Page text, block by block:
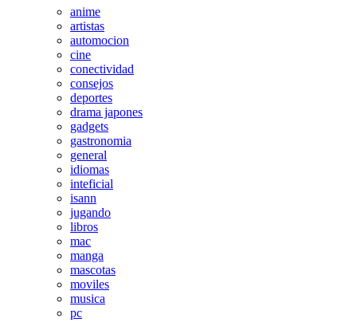
anime
artistas
automocion
cine
conectividad
consejos
deportes
drama japones
gadgets
gastronomia
general
idiomas
inteficial
isann
jugando
libros
mac
manga
mascotas
moviles
musica
pc